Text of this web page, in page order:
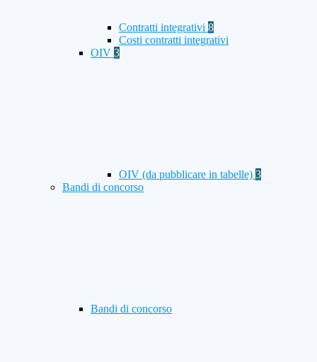
Contratti integrativi 8
Costi contratti integrativi
OIV 3
OIV (da pubblicare in tabelle) 3
Bandi di concorso
Bandi di concorso